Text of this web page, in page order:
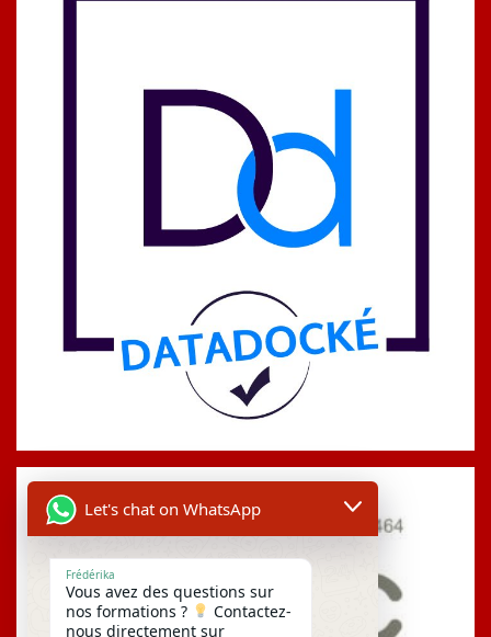
Let's chat on WhatsApp
Frédérika
Vous avez des questions sur
nos formations ?
Contactez-
nous directement sur